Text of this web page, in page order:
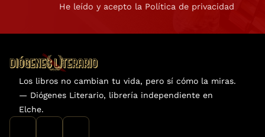
He leído y acepto la Política de privacidad
Los libros no cambian tu vida, pero sí cómo la miras.
— Diógenes Literario, librería independiente en
Elche.